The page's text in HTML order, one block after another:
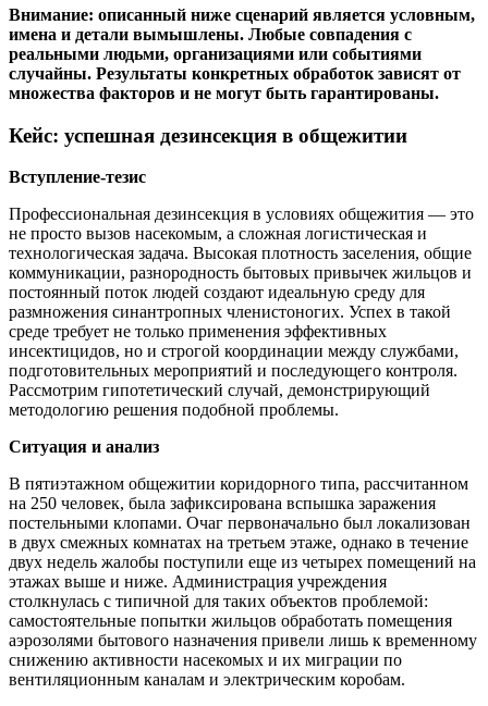
Внимание: описанный ниже сценарий является условным,
имена и детали вымышлены. Любые совпадения с
реальными людьми, организациями или событиями
случайны. Результаты конкретных обработок зависят от
множества факторов и не могут быть гарантированы.
Кейс: успешная дезинсекция в общежитии
Вступление-тезис
Профессиональная дезинсекция в условиях общежития — это
не просто вызов насекомым, а сложная логистическая и
технологическая задача. Высокая плотность заселения, общие
коммуникации, разнородность бытовых привычек жильцов и
постоянный поток людей создают идеальную среду для
размножения синантропных членистоногих. Успех в такой
среде требует не только применения эффективных
инсектицидов, но и строгой координации между службами,
подготовительных мероприятий и последующего контроля.
Рассмотрим гипотетический случай, демонстрирующий
методологию решения подобной проблемы.
Ситуация и анализ
В пятиэтажном общежитии коридорного типа, рассчитанном
на 250 человек, была зафиксирована вспышка заражения
постельными клопами. Очаг первоначально был локализован
в двух смежных комнатах на третьем этаже, однако в течение
двух недель жалобы поступили еще из четырех помещений на
этажах выше и ниже. Администрация учреждения
столкнулась с типичной для таких объектов проблемой:
самостоятельные попытки жильцов обработать помещения
аэрозолями бытового назначения привели лишь к временному
снижению активности насекомых и их миграции по
вентиляционным каналам и электрическим коробам.